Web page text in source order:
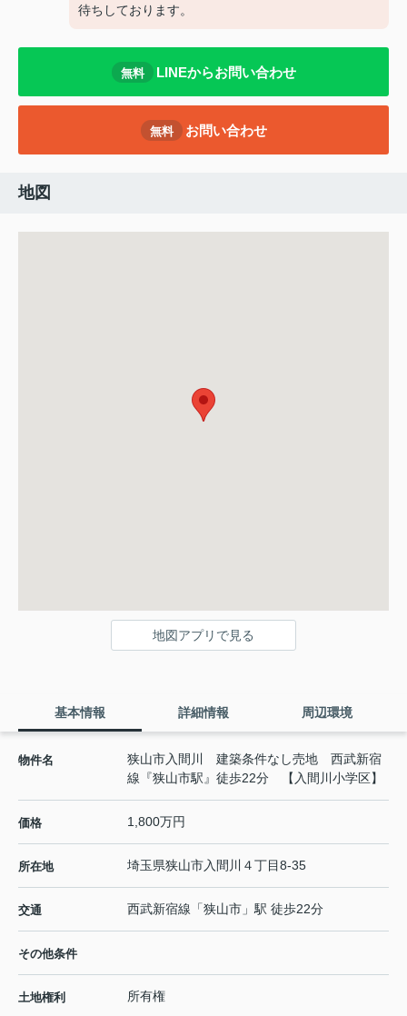
待ちしております。
無料 LINEからお問い合わせ
無料 お問い合わせ
地図
地図アプリで見る
基本情報 詳細情報 周辺環境
物件名
狭山市入間川 建築条件なし売地 西武新宿
線『狭山市駅』徒歩22分 【入間川小学区】
価格 1,800万円
所在地 埼玉県狭山市入間川 ４丁目8-35
交通 西武新宿線 「狭山市 」駅 徒歩22分
その他条件
土地権利 所有権